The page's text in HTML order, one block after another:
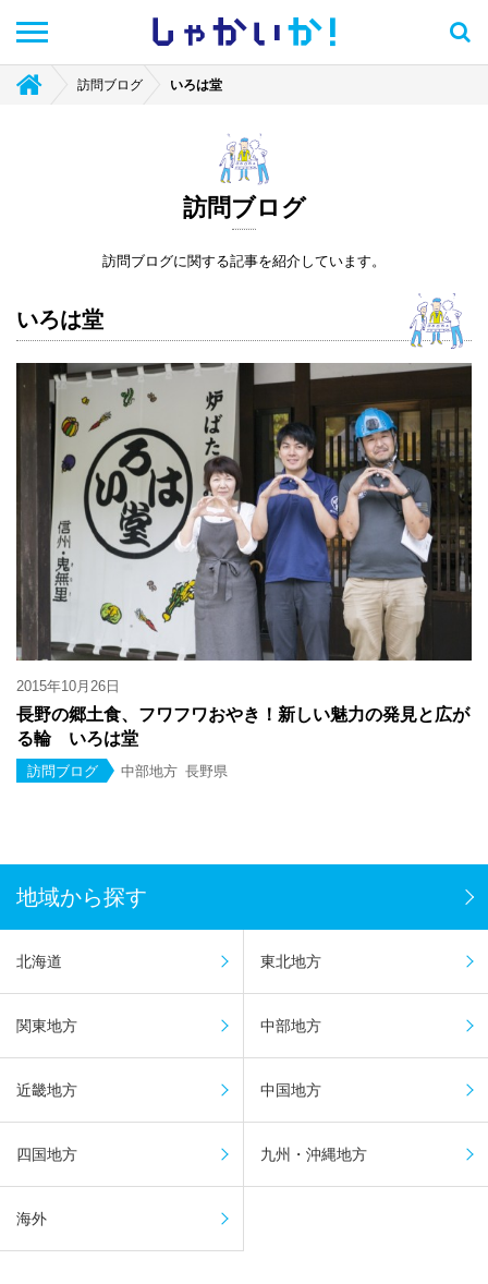
しゃかい か！
訪問ブログ いろは堂
訪問ブログ
訪問ブログに関する記事を紹介しています。
いろは堂
2015年10月26日
長野の郷土食、フワフワおやき！新しい魅力の発見と広が
る輪 いろは堂
訪問ブログ 中部地方 長野県
地域から探す
北海道 東北地方
関東地方 中部地方
近畿地方 中国地方
四国地方 九州・沖縄地方
海外